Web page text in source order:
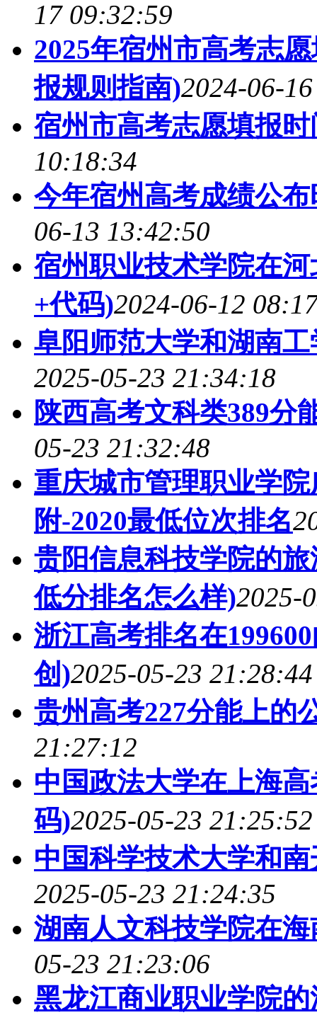
17 09:32:59
2025年宿州市高考志
报规则指南)2024-06-
宿州市高考志愿填报
10:18:34
今年宿州高考成绩公
06-13 13:42:50
宿州职业技术学院在
+代码)2024-06-12
阜阳师范大学和湖南
2025-05-23 21:34:18
陕西高考文科类389分
05-23 21:32:48
重庆城市管理职业学
附-2020最低位次排名
贵阳信息科技学院的
低分排名怎么样)2025-
浙江高考排名在
创)2025-05-23 21:28:44
贵州高考227分能上的
21:27:12
中国政法大学在上海
码)2025-05-23 21:25:52
中国科学技术大学和
2025-05-23 21:24:35
湖南人文科技学院在
05-23 21:23:06
黑龙江商业职业学院